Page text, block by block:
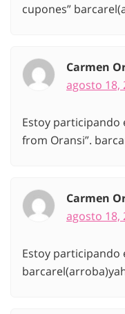
cupones”
Carmen
agosto 18,
Estoy participando
from Oransi”.
Carmen
agosto 18,
Estoy participando